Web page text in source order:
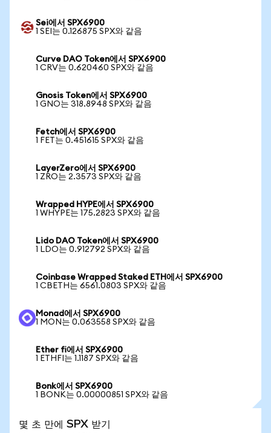
Sei에서 SPX6900
1 SEI는 0.126875 SPX와 같음
Curve DAO Token에서 SPX6900
1 CRV는 0.620460 SPX와 같음
Gnosis Token에서 SPX6900
1 GNO는 318.8948 SPX와 같음
Fetch에서 SPX6900
1 FET는 0.451615 SPX와 같음
LayerZero에서 SPX6900
1 ZRO는 2.3573 SPX와 같음
Wrapped HYPE에서 SPX6900
1 WHYPE는 175.2823 SPX와 같음
Lido DAO Token에서 SPX6900
1 LDO는 0.912792 SPX와 같음
Coinbase Wrapped Staked ETH에서 SPX6900
1 CBETH는 6561.0803 SPX와 같음
Monad에서 SPX6900
1 MON는 0.063558 SPX와 같음
Ether fi에서 SPX6900
1 ETHFI는 1.1187 SPX와 같음
Bonk에서 SPX6900
1 BONK는 0.00000851 SPX와 같음
몇 초 만에 SPX 받기